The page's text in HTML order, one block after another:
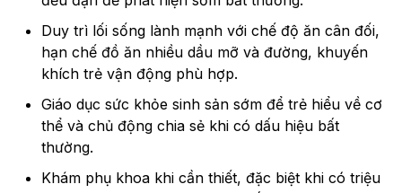
Duy trì lối sống lành mạnh với chế độ ăn cân đối,
hạn chế đồ ăn nhiều dầu mỡ và đường, khuyến
khích trẻ vận động phù hợp.
Giáo dục sức khỏe sinh sản sớm để trẻ hiểu về cơ
thể và chủ động chia sẻ khi có dấu hiệu bất
thường.
Khám phụ khoa khi cần thiết, đặc biệt khi có triệu